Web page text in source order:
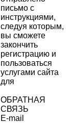
письмо с
инструкциями,
следуя которым,
вы сможете
закончить
регистрацию и
пользоваться
услугами сайта
для
ОБРАТНАЯ
СВЯЗЬ
E-mail